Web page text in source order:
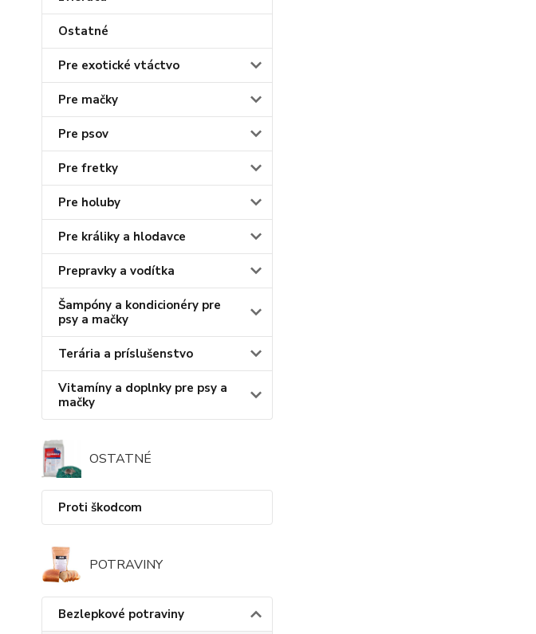
Ostatné
Pre exotické vtáctvo
Pre mačky
Pre psov
Pre fretky
Pre holuby
Pre králiky a hlodavce
Prepravky a vodítka
Šampóny a kondicionéry pre
psy a mačky
Terária a príslušenstvo
Vitamíny a doplnky pre psy a
mačky
OSTATNÉ
Proti škodcom
POTRAVINY
Bezlepkové potraviny